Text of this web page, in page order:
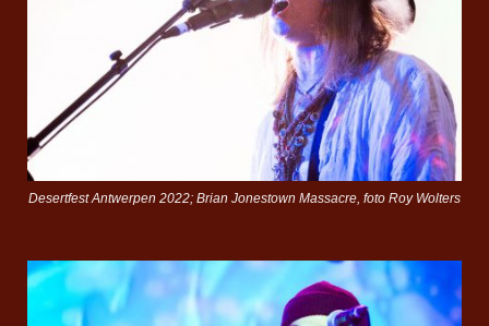
Desertfest Antwerpen 2022; Brian Jonestown Massacre, foto Roy Wolters